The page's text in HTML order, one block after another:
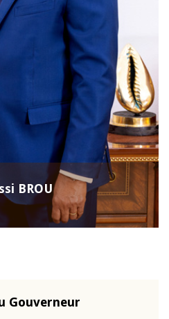
BROU
Gouverneur